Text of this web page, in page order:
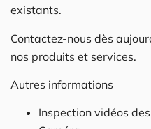
existants.
Contactez-nous dès
nos produits et services.
Autres informations
Inspection vidéos